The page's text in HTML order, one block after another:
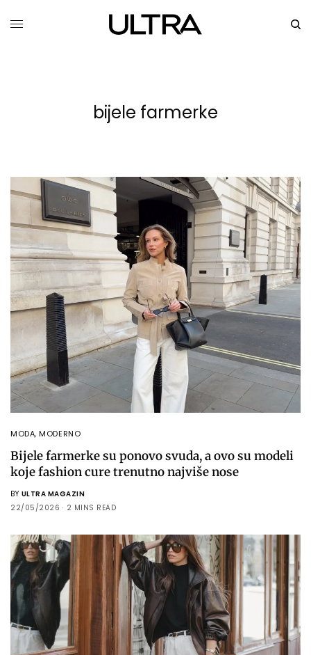
bijele farmerke
MODA,MODERNO
Bijele farmerke su ponovo svuda, a ovo su modeli
koje fashion cure trenutno najviše nose
BY ULTRA MAGAZIN
22/05/2026
2 MINS READ